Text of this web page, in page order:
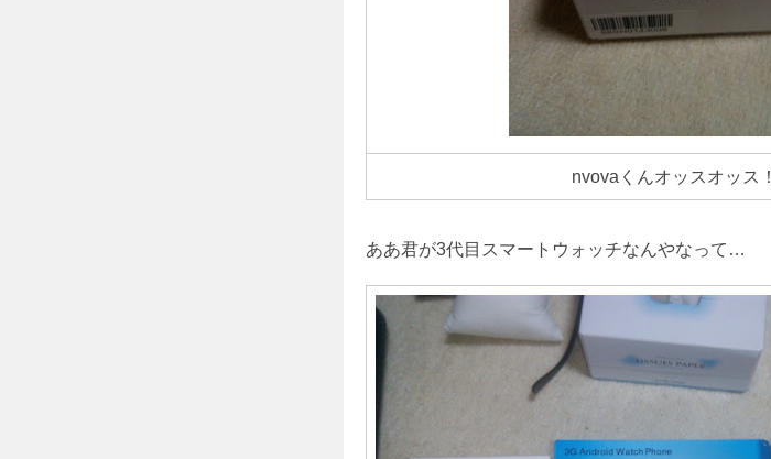
nvovaくんオッスオッス！
ああ君が3代目スマートウォッチなんやなって…